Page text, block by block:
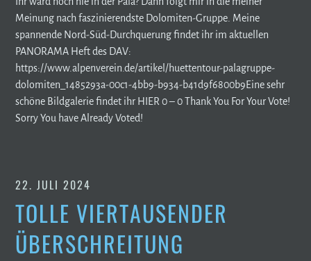
Meinung nach faszinierendste Dolomiten-Gruppe. Meine
spannende Nord-Süd-Durchquerung findet ihr im aktuellen
PANORAMA Heft des DAV:
https://www.alpenverein.de/artikel/huettentour-palagruppe-
dolomiten_1485293a-00c1-4bb9-b934-b41d9f6800b9Eine sehr
schöne Bildgalerie findet ihr HIER 0 – 0 Thank You For Your Vote!
Sorry You have Already Voted!
22. JULI 2024
TOLLE VIERTAUSENDER
ÜBERSCHREITUNG